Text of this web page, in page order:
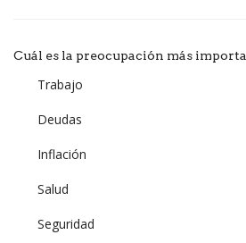
Cuál es la preocupación más
Trabajo
Deudas
Inflación
Salud
Seguridad